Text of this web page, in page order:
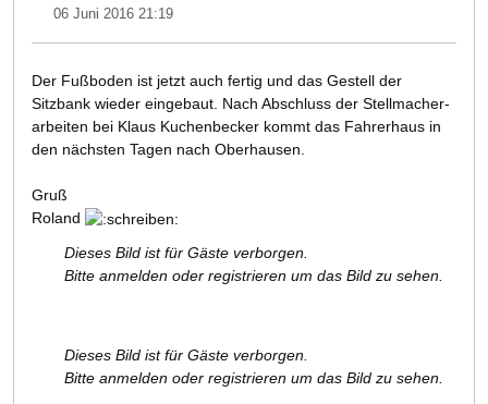
06 Juni 2016 21:19
Der Fußboden ist jetzt auch fertig und das Gestell der
Sitzbank wieder eingebaut. Nach Abschluss der Stellmacher-
arbeiten bei Klaus Kuchenbecker kommt das Fahrerhaus in
den nächsten Tagen nach Oberhausen.
Gruß
Roland
Dieses Bild ist für Gäste verborgen.
Bitte anmelden oder registrieren um das Bild zu sehen.
Dieses Bild ist für Gäste verborgen.
Bitte anmelden oder registrieren um das Bild zu sehen.